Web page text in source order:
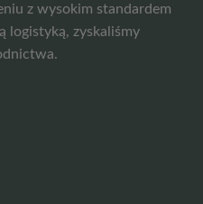
z wysokim standardem
logistyką, zyskaliśmy